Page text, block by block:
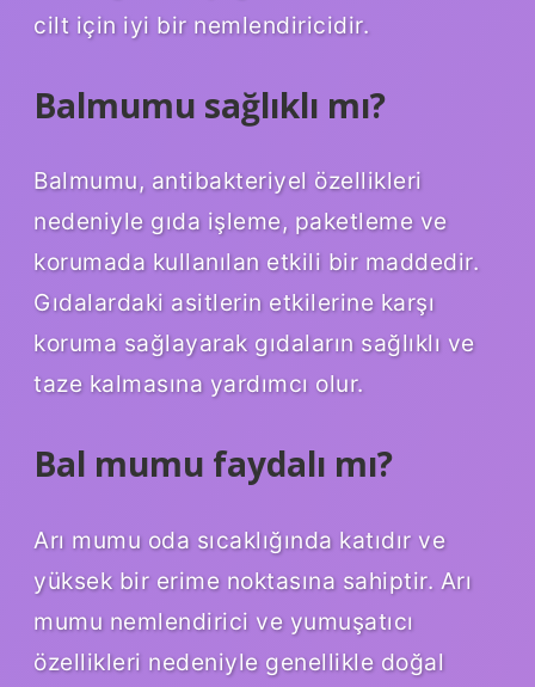
cilt için iyi bir nemlendiricidir.
Balmumu sağlıklı mı?
Balmumu, antibakteriyel özellikleri
nedeniyle gıda işleme, paketleme ve
korumada kullanılan etkili bir maddedir.
Gıdalardaki asitlerin etkilerine karşı
koruma sağlayarak gıdaların sağlıklı ve
taze kalmasına yardımcı olur.
Bal mumu faydalı mı?
Arı mumu oda sıcaklığında katıdır ve
yüksek bir erime noktasına sahiptir. Arı
mumu nemlendirici ve yumuşatıcı
özellikleri nedeniyle genellikle doğal